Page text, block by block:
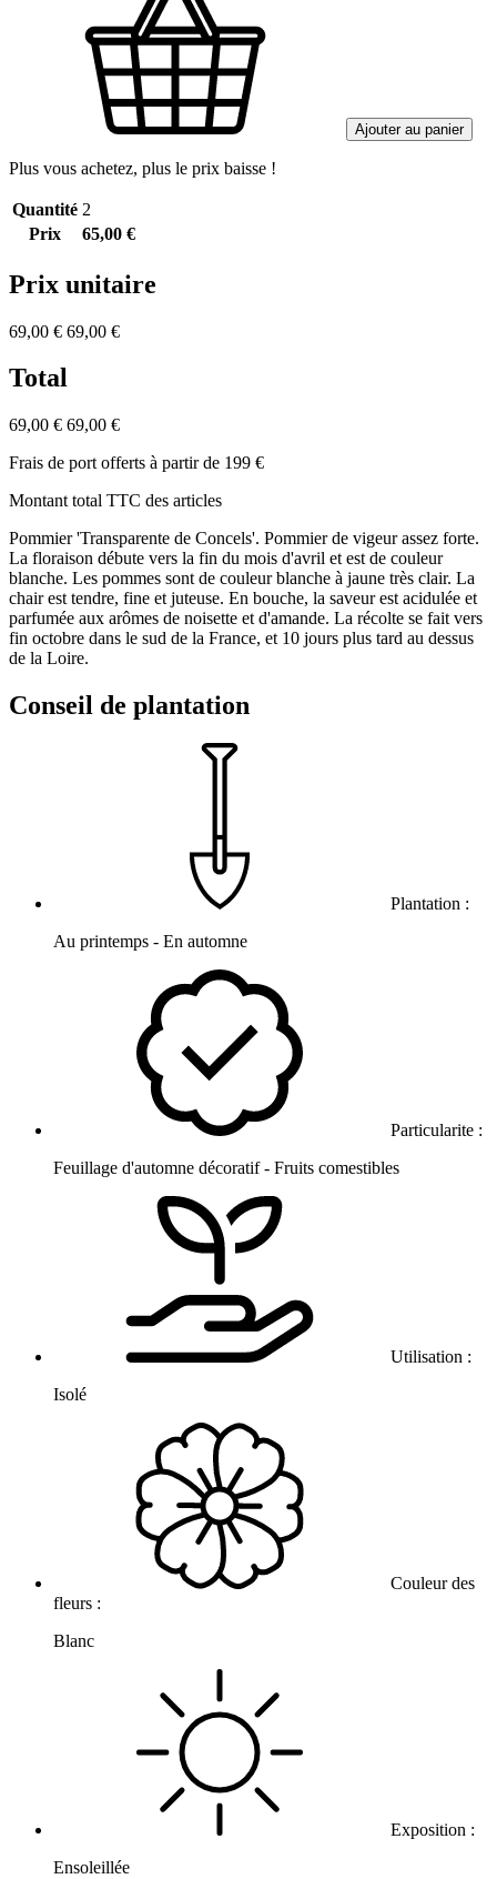
Ajouter au panier
Plus vous achetez, plus le prix baisse !
Quantité 2
Prix
65,00 €
Prix unitaire
69,00 € 69,00 €
Total
69,00 € 69,00 €
Frais de port offerts à partir de 199 €
Montant total TTC des articles
Pommier 'Transparente de Concels'. Pommier de vigeur assez forte.
La floraison débute vers la fin du mois d'avril et est de couleur
blanche. Les pommes sont de couleur blanche à jaune très clair. La
chair est tendre, fine et juteuse. En bouche, la saveur est acidulée et
parfumée aux arômes de noisette et d'amande. La récolte se fait vers
fin octobre dans le sud de la France, et 10 jours plus tard au dessus
de la Loire.
Conseil de plantation
Plantation :
Au printemps - En automne
Particularite :
Feuillage d'automne décoratif - Fruits comestibles
Utilisation :
Isolé
Couleur des
fleurs :
Blanc
Exposition :
Ensoleillée